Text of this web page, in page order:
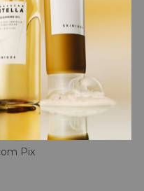
e
Avocado
Pix